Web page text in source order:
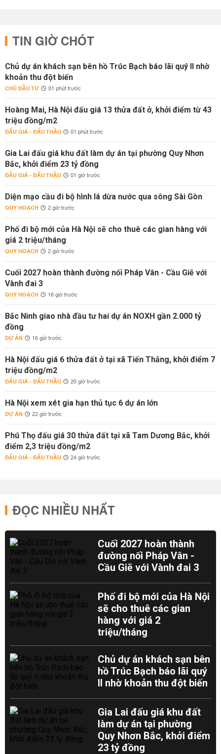
TIN GIỜ CHÓT
Chủ dự án khách sạn bên hồ Trúc Bạch báo lãi quý II nhờ
khoản thu đột biến
CHỦ ĐẦU TƯ 01 phút trước
Hoàng Mai, Hà Nội đấu giá 13 thửa đất ở, khởi điểm từ 43
triệu đồng/m2
ĐẤU GIÁ - ĐẤU THẦU 01 phút trước
Gia Lai đấu giá khu đất làm dự án tại phường Quy Nhơn
Bắc, khởi điểm 23 tỷ đồng
ĐẤU GIÁ - ĐẤU THẦU 01 giờ trước
Diện mạo cầu đi bộ hình lá dừa nước qua sông Sài Gòn
QUY HOẠCH 2 giờ trước
Phố đi bộ mới của Hà Nội sẽ cho thuê các gian hàng với
giá 2 triệu/tháng
QUY HOẠCH 2 giờ trước
Cuối 2027 hoàn thành đường nối Pháp Vân - Cầu Giẽ với
Vành đai 3
QUY HOẠCH 16 giờ trước
Bắc Ninh giao nhà đầu tư hai dự án NOXH gần 2.000 tỷ
đồng
DỰ ÁN 16 giờ trước
Hà Nội đấu giá 6 thửa đất ở tại xã Tiến Thắng, khởi điểm 7
triệu đồng/m2
ĐẤU GIÁ - ĐẤU THẦU 20 giờ trước
Hà Nội xem xét gia hạn thủ tục 6 dự án lớn
DỰ ÁN 22 giờ trước
Phú Thọ đấu giá 30 thửa đất tại xã Tam Dương Bắc, khởi
điểm 2,3 triệu đồng/m2
ĐẤU GIÁ - ĐẤU THẦU 24 giờ trước
ĐỌC NHIỀU NHẤT
Cuối 2027 hoàn thành
đường nối Pháp Vân -
Cầu Giẽ với Vành đai 3
Phố đi bộ mới của Hà Nội
sẽ cho thuê các gian
hàng với giá 2
triệu/tháng
Chủ dự án khách sạn bên
hồ Trúc Bạch báo lãi quý
II nhờ khoản thu đột biến
Gia Lai đấu giá khu đất
làm dự án tại phường
Quy Nhơn Bắc, khởi điểm
23 tỷ đồng